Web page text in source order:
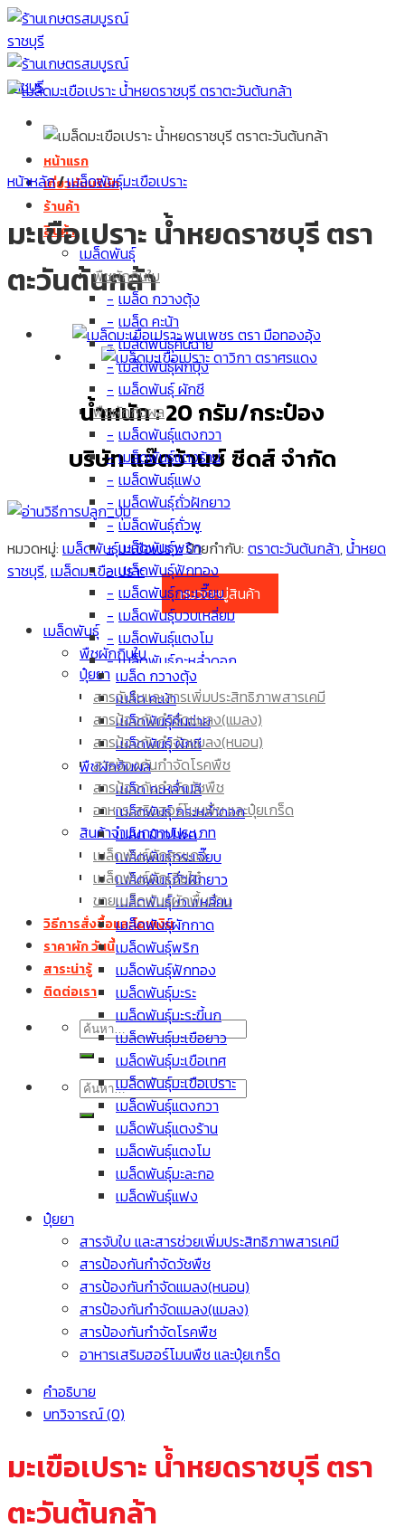
Skip
to
content
หน้าแรก
เกี่ยวกับบริษัท
ร้านค้า
สินค้า
เมล็ดพันธุ์
พืชผักกินใบ
เมล็ด กวางตุ้ง
เมล็ด คะน้า
เมล็ดพันธุ์คื่นฉ่าย
เมล็ดพันธุ์ผักบุ้ง
เมล็ดพันธุ์ ผักชี
พืชผักกินผล
เมล็ดพันธุ์แตงกวา
เมล็ดพันธุ์แตงร้าน
เมล็ดพันธุ์แฟง
เมล็ดพันธุ์ถั่วฝักยาว
เมล็ดพันธุ์ถั่วพู
เมล็ดพันธุ์พริก
เมล็ดพันธุ์ฟักทอง
เมล็ดพันธุ์กระเจี๊ยบ
เมล็ดพันธุ์บวบเหลี่ยม
เมล็ดพันธุ์แตงโม
เมล็ดพันธุ์กะหล่ำดอก
เมล็ดพันธุ์มะเขือเทศ
เมล็ดพันธุ์ผักกาด
เมล็ดพันธุ์มะเขือยาว
เมล็ด ข้าวโพด
เมล็ดพันธุ์มะระขี้นก
เมล็ดพันธุ์มะระ
เมล็ดพันธุ์มะละกอ
เมล็ดพันธุ์มะเขือเปราะ
เมล็ด กะหล่ำปลี
ปุ๋ยยา
สารจับใบและสารเพิ่มประสิทธิภาพสารเคมี
สารป้องกันกำจัดแมลง(แมลง)
สารป้องกันกำจัดแมลง(หนอน)
สารป้องกันกำจัดโรคพืช
สารป้องกันกำจัดวัชพืช
อาหารเสริมฮอร์โมนพืช และปุ๋ยเกร็ด
สินค้าจำแนกตามประเภท
เมล็ดพันธุ์ผักศรแดง
เมล็ดพันธุ์ผักเจียไต๋
ขายเมล็ดพันธุ์ผักพื้นบ้าน
วิธีการสั่งซื้อและโอนเงิน
ราคาผัก วันนี้
สาระน่ารู้
ติดต่อเรา
ค้นหา:
ค้นหา:
หน้าหลัก/เมล็ดพันธุ์มะเขือเปราะ
มะเขือเปราะ น้ำหยดราชบุรี ตรา
ตะวันต้นกล้า
น้ำหนัก : 20 กรัม/กระป๋อง
บริษัท แอ๊ดว้านซ์ ซีดส์ จำกัด
หมวดหมู่: เมล็ดพันธุ์มะเขือเปราะป้ายกำกับ: ตราตะวันต้นกล้า,น้ำหยด
ราชบุรี,เมล็ดมะเขือเปราะ
หมวดหมู่สินค้า
เมล็ดพันธุ์
พืชผักกินใบ
เมล็ด กวางตุ้ง
เมล็ด คะน้า
เมล็ดพันธุ์คื่นฉ่าย
เมล็ดพันธุ์ ผักชี
พืชผักกินผล
เมล็ด กะหล่ำปลี
เมล็ดพันธุ์ กระหล่ำดอก
เมล็ด ข้าวโพด
เมล็ดพันธุ์กระเจี๊ยบ
เมล็ดพันธุ์ถั่วฝักยาว
เมล็ดพันธุ์บวบเหลี่ยม
เมล็ดพันธุ์ผักกาด
เมล็ดพันธุ์พริก
เมล็ดพันธุ์ฟักทอง
เมล็ดพันธุ์มะระ
เมล็ดพันธุ์มะระขี้นก
เมล็ดพันธุ์มะเขือยาว
เมล็ดพันธุ์มะเขือเทศ
เมล็ดพันธุ์มะเขือเปราะ
เมล็ดพันธุ์แตงกวา
เมล็ดพันธุ์แตงร้าน
เมล็ดพันธุ์แตงโม
เมล็ดพันธุ์มะละกอ
เมล็ดพันธุ์แฟง
ปุ๋ยยา
สารจับใบ และสารช่วยเพิ่มประสิทธิภาพสารเคมี
สารป้องกันกำจัดวัชพืช
สารป้องกันกำจัดแมลง(หนอน)
สารป้องกันกำจัดแมลง(แมลง)
สารป้องกันกำจัดโรคพืช
อาหารเสริมฮอร์โมนพืช และปุ๋ยเกร็ด
คำอธิบาย
บทวิจารณ์ (0)
มะเขือเปราะ น้ำหยดราชบุรี ตรา
ตะวันต้นกล้า